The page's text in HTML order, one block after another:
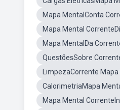
Mapa MentalConta
Mapa Mental
Mapa MentalDa
QuestõesSobre
LimpezaCorrente Mapa
CalorimetriaMapa
Mapa Mental